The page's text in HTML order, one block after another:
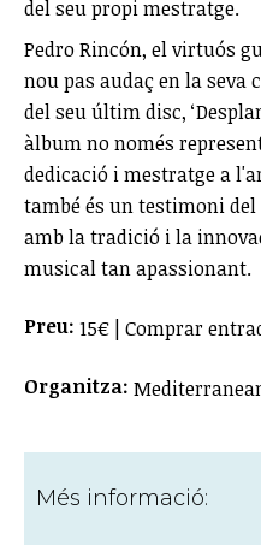
del seu propi mestratge.
Pedro Rincón, el virtuós
nou pas audaç en la
del seu últim disc,
àlbum no només
dedicació i mestratge a
també és un testimoni
amb la tradició i la
musical tan apassionant.
Preu: 15€ | Comprar
Organitza:
Més informació: